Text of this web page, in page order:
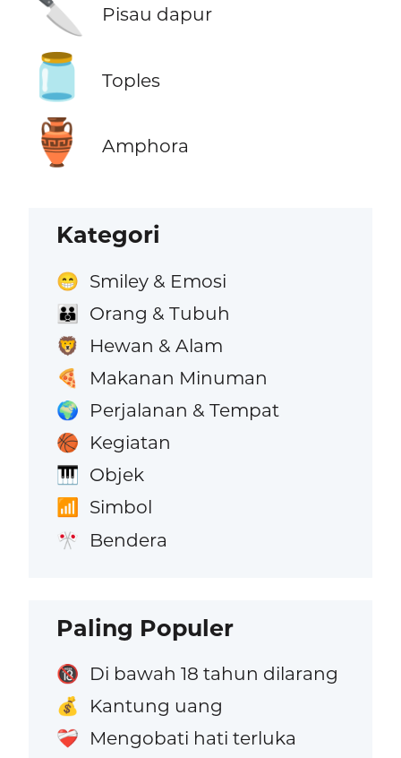
🔪 Pisau dapur
🫙 Toples
🏺 Amphora
Kategori
😁 Smiley & Emosi
👪 Orang & Tubuh
🦁 Hewan & Alam
🍕 Makanan Minuman
🌍 Perjalanan & Tempat
🏀 Kegiatan
🎹 Objek
📶 Simbol
🎌 Bendera
Paling Populer
🔞 Di bawah 18 tahun dilarang
💰 Kantung uang
❤️‍🩹 Mengobati hati terluka